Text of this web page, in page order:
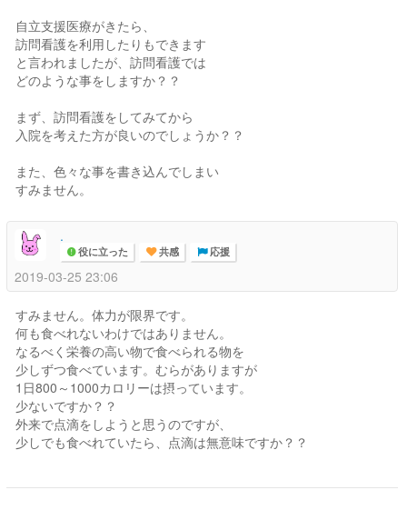
自立支援医療がきたら、
訪問看護を利用したりもできます
と言われましたが、訪問看護では
どのような事をしますか？？
まず、訪問看護をしてみてから
入院を考えた方が良いのでしょうか？？
また、色々な事を書き込んでしまい
すみません。
.
役に立った 共感 応援
2019-03-25 23:06
すみません。体力が限界です。
何も食べれないわけではありません。
なるべく栄養の高い物で食べられる物を
少しずつ食べています。むらがありますが
1日800～1000カロリーは摂っています。
少ないですか？？
外来で点滴をしようと思うのですが、
少しでも食べれていたら、点滴は無意味ですか？？